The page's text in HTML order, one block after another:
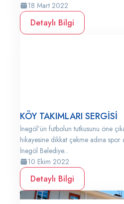
18 Mart 2022
Detaylı Bilgi
KÖY TAKIMLARI SERGİSİ
İnegöl’ün futbolun tutkusunu öne
hikayesine dikkat çekme adına
İnegöl Belediye...
10 Ekim 2022
Detaylı Bilgi